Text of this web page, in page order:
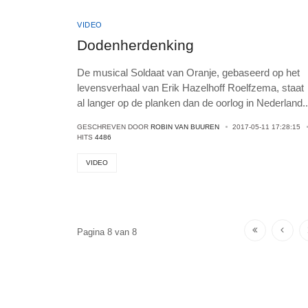
VIDEO
Dodenherdenking
De musical Soldaat van Oranje, gebaseerd op het
levensverhaal van Erik Hazelhoff Roelfzema, staat
al langer op de planken dan de oorlog in Nederland
GESCHREVEN DOOR ROBIN VAN BUUREN
2017-05-11 17:28:15
HITS 4486
VIDEO
Pagina 8 van 8